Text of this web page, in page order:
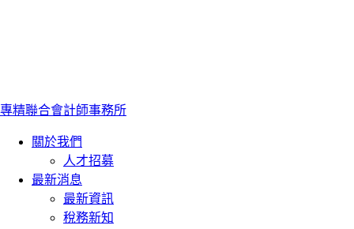
專精聯合會計師事務所
關於我們
人才招募
最新消息
最新資訊
稅務新知